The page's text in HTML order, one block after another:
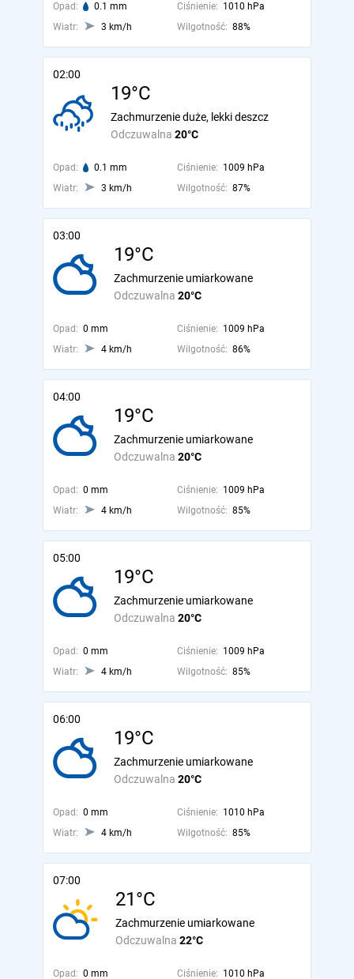
Opad: 0.1 mm Ciśnienie: 1010 hPa
Wiatr:
3 km/h Wilgotność: 88%
02:00
19°C
Odczuwalna 20°C
Zachmurzenie duże, lekki deszcz
Opad: 0.1 mm Ciśnienie: 1009 hPa
Wiatr:
3 km/h Wilgotność: 87%
03:00
19°C
Odczuwalna 20°C
Zachmurzenie umiarkowane
Opad: 0 mm Ciśnienie: 1009 hPa
Wiatr:
4 km/h Wilgotność: 86%
04:00
19°C
Odczuwalna 20°C
Zachmurzenie umiarkowane
Opad: 0 mm Ciśnienie: 1009 hPa
Wiatr:
4 km/h Wilgotność: 85%
05:00
19°C
Odczuwalna 20°C
Zachmurzenie umiarkowane
Opad: 0 mm Ciśnienie: 1009 hPa
Wiatr:
4 km/h Wilgotność: 85%
06:00
19°C
Odczuwalna 20°C
Zachmurzenie umiarkowane
Opad: 0 mm Ciśnienie: 1010 hPa
Wiatr:
4 km/h Wilgotność: 85%
07:00
21°C
Odczuwalna 22°C
Zachmurzenie umiarkowane
Opad: 0 mm Ciśnienie: 1010 hPa